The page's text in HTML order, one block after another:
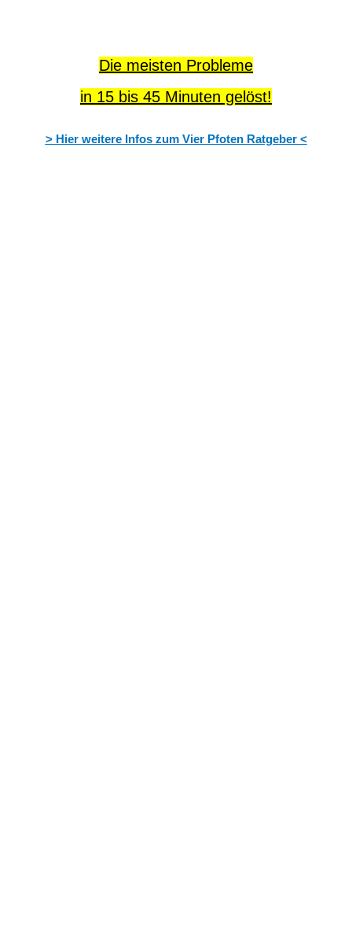
Die meisten Probleme
in 15 bis 45 Minuten gelöst!
> Hier weitere Infos zum Vier Pfoten Ratgeber <